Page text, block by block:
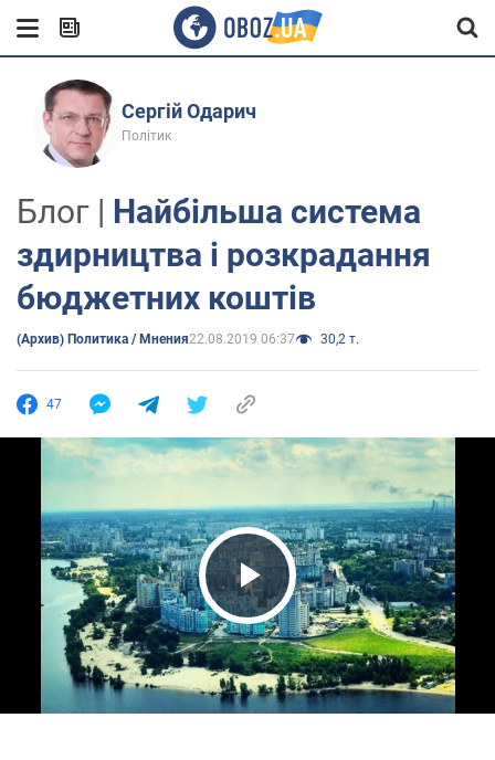
Сергій Одарич
Політик
Блог | Найбільша система
здирництва і розкрадання
бюджетних коштів
(Архив) Политика / Мнения22.08.2019 06:37 30,2 т.
47
Play Video